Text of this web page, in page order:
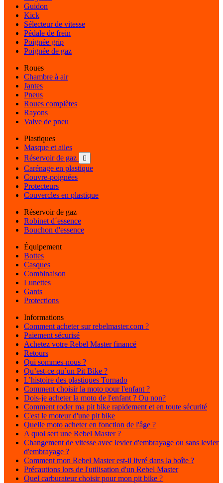
Guidon
Kick
Sélecteur de vitesse
Pédale de frein
Poignée grip
Poignée de gaz
Roues
Chambre à air
Jantes
Pneus
Roues complètes
Rayons
Valve de pneu
Plastiques
Masque et ailes
Réservoir de gaz

Carénage en plastique
Couvre-poignées
Protecteurs
Couvercles en plastique
Réservoir de gaz
Robinet d´essence
Bouchon d'essence
Équipement
Bottes
Casques
Combinaison
Lunettes
Gants
Protections
Informations
Comment acheter sur rebelmaster.com ?
Paiement sécurisé
Achetez votre Rebel Master financé
Retours
Qui sommes-nous ?
Qu’est-ce qu´un Pit Bike ?
L’histoire des plastiques Tornado
Comment choisir la moto pour l'enfant ?
Dois-je acheter la moto de l'enfant ? Ou non?
Comment roder ma pit bike rapidement et en toute sécurité
C'est le moteur d'une pit bike
Quelle moto acheter en fonction de l'âge ?
A quoi sert une Rebel Master ?
Changement de vitesse avec levier d'embrayage ou sans levier
d'embrayage ?
Comment mon Rebel Master est-il livré dans la boîte ?
Précautions lors de l'utilisation d'un Rebel Master
Quel carburateur choisir pour mon pit bike ?